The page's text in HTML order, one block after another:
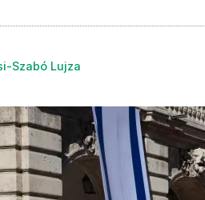
Szabó Lujza